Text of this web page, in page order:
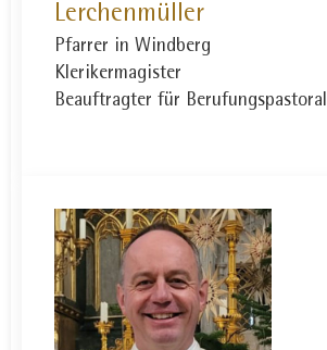
Lerchenmüller
Pfarrer in Windberg
Klerikermagister
Beauftragter für Berufungspastoral